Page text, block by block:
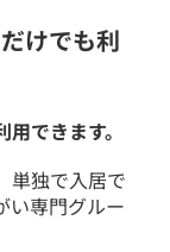
けでも利
できます。
単独で入居で
い専門グルー